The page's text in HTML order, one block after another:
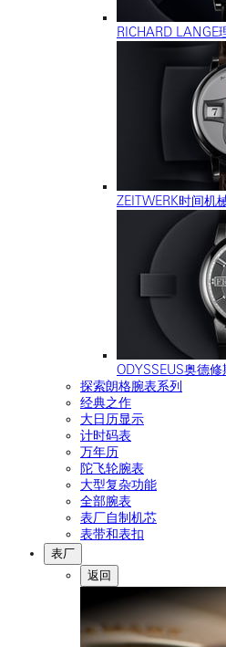
RICHARD LANGE
ZEITWERK时间机
ODYSSEUS奥德修
探索朗格腕表系列
经典之作
大日历显示
计时码表
万年历
陀飞轮腕表
大型复杂功能
全部腕表
表厂自制机芯
表带和表扣
表厂
返回